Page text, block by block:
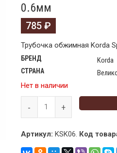
0.6мм
785 ₽
Трубочка обжимная Korda
БРЕНД Korda
СТРАНА
Нет в наличии
Артикул: KSK06. Код